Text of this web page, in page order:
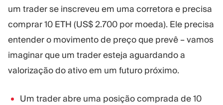
um trader se inscreveu em uma corretora e precisa
comprar 10 ETH (US$ 2.700 por moeda). Ele precisa
entender o movimento de preço que prevê – vamos
imaginar que um trader esteja aguardando a
valorização do ativo em um futuro próximo.
Um trader abre uma posição comprada de 10